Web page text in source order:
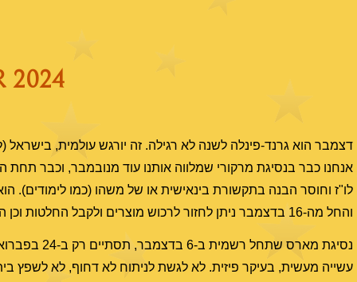
2024
דצמבר הוא גרנד-פינלה לשנה לא רגילה. זה יורגש עולמית, בישראל
אנחנו כבר בנסיגת מרקורי שמלווה אותנו עוד מנובמבר, וכבר תחת
והחל מה-16 בדצמבר ניתן לחזור לרכוש מוצרים ולקבל החלטות וכן הלאה. אך שיבושים ותקלות ילוו לעוד כחמישה ימים.
נסיגת
עשייה מעשית, בעיקר פיזית. לא לגשת לניתוח לא דחוף, לא לשפץ